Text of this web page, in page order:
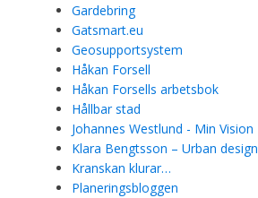
Gardebring
Gatsmart.eu
Geosupportsystem
Håkan Forsell
Håkan Forsells arbetsbok
Hållbar stad
Johannes Westlund - Min Vision
Klara Bengtsson – Urban design
Kranskan klurar…
Planeringsbloggen